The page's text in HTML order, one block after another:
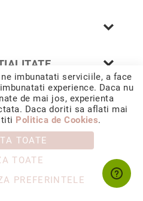
S.R.L. Sediu social: Calea
/ CUI RO4488347 / Reg.
imbunatati serviciile, a face
experience. Daca nu
de mai jos, experienta
Daca doriti sa aflati mai
Politica de Cookies.
TOATE
PREFERINTELE
TOATE